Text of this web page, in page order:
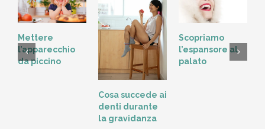
Mettere
l’apparecchio
da piccino
Cosa succede ai
denti durante
la gravidanza
Scopriamo
l’espansore al
palato